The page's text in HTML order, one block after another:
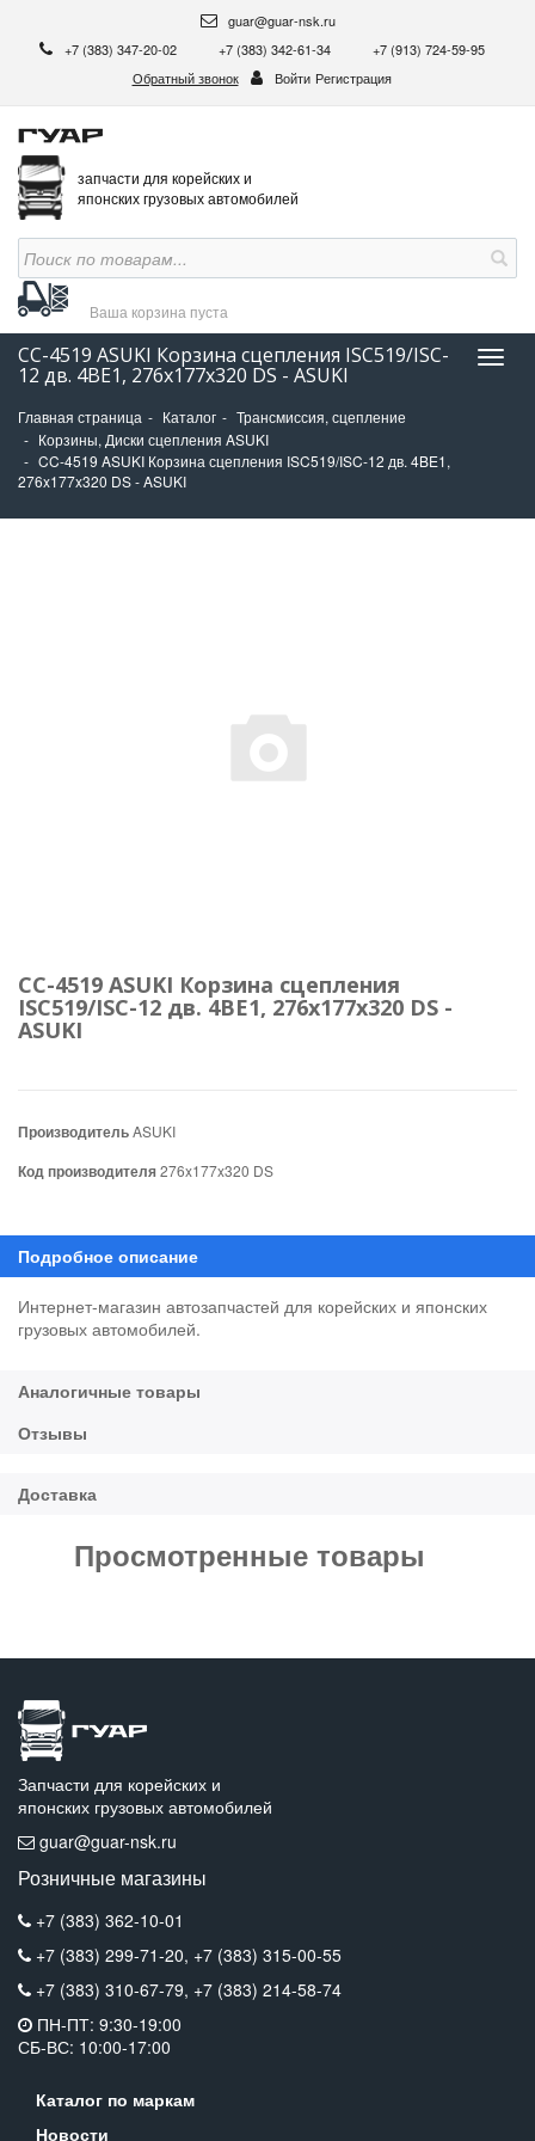
guar@guar-nsk.ru
+7 (383) 347-20-02
+7 (383) 342-61-34
+7 (913) 724-59-95
Обратный звонок
Войти Регистрация
запчасти для корейских и
японских грузовых автомобилей
Ваша корзина пуста
CC-4519 ASUKI Корзина сцепления ISC519/ISC-
12 дв. 4BE1, 276x177x320 DS - ASUKI
Главная страница Каталог
Трансмиссия, сцепление
Корзины, Диски сцепления ASUKI
CC-4519 ASUKI Корзина сцепления ISC519/ISC-12 дв. 4BE1,
276x177x320 DS - ASUKI
CC-4519 ASUKI Корзина сцепления
ISC519/ISC-12 дв. 4BE1, 276x177x320 DS -
ASUKI
ПроизводительASUKI
Код производителя276x177x320 DS
Интернет-магазин автозапчастей для корейских и японских
грузовых автомобилей.
Просмотренные товары
Запчасти для корейских и
японских грузовых автомобилей
guar@guar-nsk.ru
Розничные магазины
+7 (383) 362-10-01
+7 (383) 299-71-20, +7 (383) 315-00-55
+7 (383) 310-67-79, +7 (383) 214-58-74
ПН-ПТ: 9:30-19:00
СБ-ВС: 10:00-17:00
Каталог по маркам
Новости